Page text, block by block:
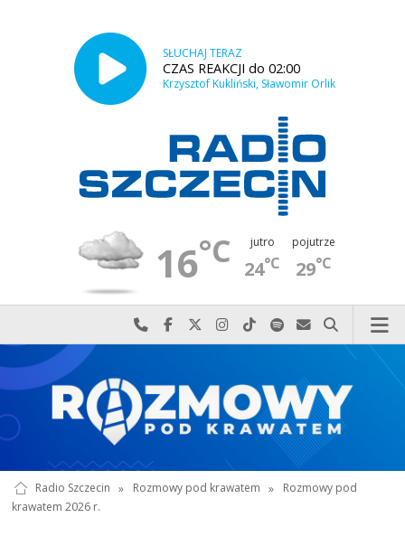
SŁUCHAJ TERAZ
CZAS REAKCJI do 02:00
Krzysztof Kukliński, Sławomir Orlik
16°C jutro
24°C
pojutrze
29°C
Najlepiej po prostu do nas zadzwoń
Odwiedź nas na Facebook-u
Odwiedź nas na X
Odwiedź nas na Instagram-ie
Odwiedź nas na TikTok-u
Szukaj nas na Spotify
Wyślij do nas
Szukaj
Radio Szczecin » Rozmowy pod krawatem »
Rozmowy pod
krawatem 2026 r.